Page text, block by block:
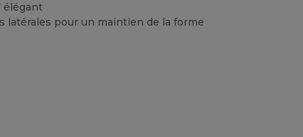
élégant
latérales pour un maintien de la forme